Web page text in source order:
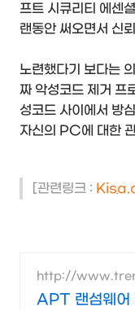
프트 시큐리티 에센셜
랜동안 써오면서 신
노련했다기 보다는
짜 악성코드 제거 프
성코드 사이에서 방
자신의 PC에 대한
[관련링크 :
http://
APT 랜섬웨어